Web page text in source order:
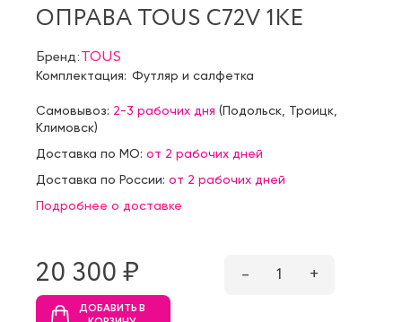
ОПРАВА TOUS C72V 1KE
Бренд:TOUS
Комплектация: Футляр и салфетка
Самовывоз: 2-3 рабочих дня (Подольск Троицк
Климовск)
Доставка по МО: от 2 рабочих дней
Доставка по России: от 2 рабочих дней
Подробнее о доставке
20 300 ₷ – 1 +
ДОБАВИТЬ В